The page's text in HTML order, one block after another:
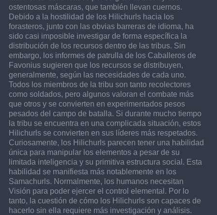
ostentosas máscaras, que también llevan cuernos.
Debido a la hostilidad de los Hilichurls hacia los
forasteros, junto con las obvias barreras de idioma, ha
sido casi imposible investigar de forma específica la
distribución de los recursos dentro de las tribus. Sin
embargo, los informes de patrulla de los Caballeros de
Favonius sugieren que los recursos se distribuyen,
generalmente, según las necesidades de cada uno.
Todos los miembros de la tribu son tanto recolectores
como soldados, pero algunos valoran el combate más
que otros y se convierten en experimentados pesos
pesados del campo de batalla. Si durante mucho tiempo
la tribu se encuentra en una complicada situación, estos
Hilichurls se convierten en sus líderes más respetados.
Curiosamente, los Hilichurls parecen tener una habilidad
única para manipular los elementos a pesar de su
limitada inteligencia y su primitiva estructura social. Esta
habilidad se manifiesta más notablemente en los
Samachurls. Normalmente, los humanos necesitan
Visión para poder ejercer el control elemental. Por lo
tanto, la cuestión de cómo los Hilichurls son capaces de
hacerlo sin ella requiere más investigación y análisis.